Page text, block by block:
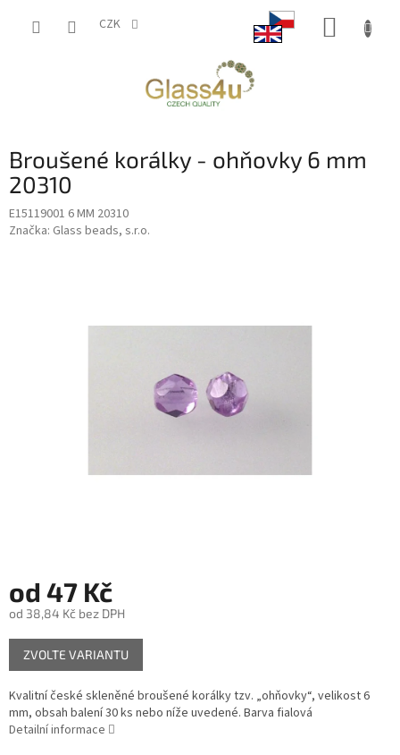
CZK
Broušené korálky - ohňovky 6 mm
20310
E15119001 6 MM 20310
Značka: Glass beads, s.r.o.
od 47 Kč
od 38,84 Kč bez DPH
Měrná
cena:
ZVOLTE VARIANTU
Kvalitní české skleněné broušené korálky tzv. „ohňovky“, velikost 6
mm, obsah balení 30 ks nebo níže uvedené. Barva fialová
Detailní informace